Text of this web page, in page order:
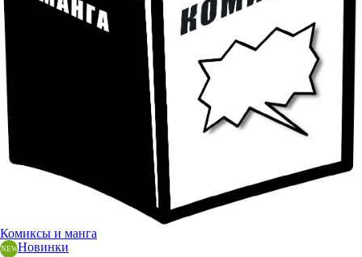
Комиксы и манга
Новинки